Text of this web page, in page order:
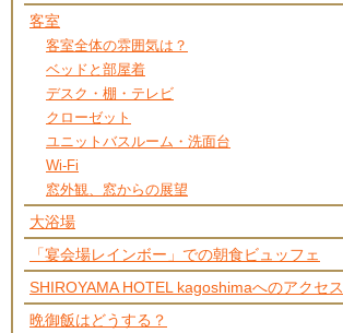
客室
客室全体の雰囲気は？
ベッドと部屋着
デスク・棚・テレビ
クローゼット
ユニットバスルーム・洗面台
Wi-Fi
窓外観、窓からの展望
大浴場
「宴会場レインボー」での朝食ビュッフェ
SHIROYAMA HOTEL kagoshimaへのアクセス
晩御飯はどうする？